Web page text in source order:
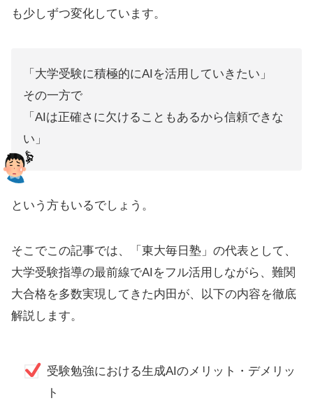
も少しずつ変化しています。
「大学受験に積極的にAIを活用していきたい」
その一方で
「AIは正確さに欠けることもあるから信頼できな
い」
という方もいるでしょう。
そこでこの記事では、「東大毎日塾」の代表として、
大学受験指導の最前線でAIをフル活用しながら、難関
大合格を多数実現してきた内田が、以下の内容を徹底
解説します。
受験勉強における生成AIのメリット・デメリッ
ト